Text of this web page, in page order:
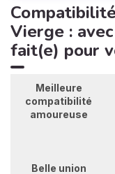
Vierge :
fait(e) pour
Meilleure
compatibilité
amoureuse
Belle union